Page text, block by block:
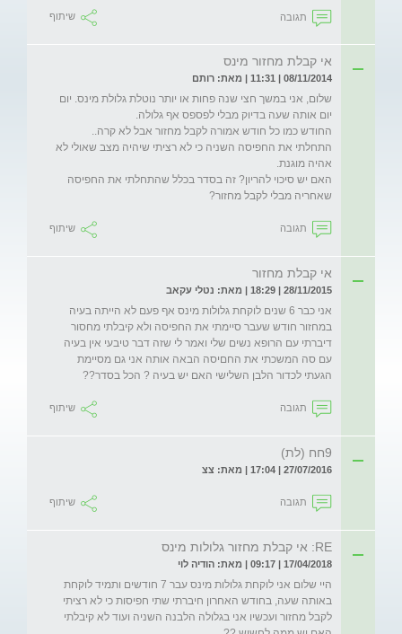
תגובה שיתוף
אי קבלת מחזור מינס
08/11/2014 | 11:31 | מאת: רותם
שלום, אני במשך חצי שנה פחות או יותר נוטלת גלולת מינס. יום
התחלתי את החפיסה השניה כי לא רציתי שיהיה מצב שאולי לא
האם יש סיכוי להריון? זה בסדר בכלל שהתחלתי את החפיסה
שאחריה מבלי לקבל מחזור?
תגובה שיתוף
אי קבלת מחזור
28/11/2015 | 18:29 | מאת: נטלי עקאב
אני כבר 6 שנים לוקחת גלולות מינס אף פעם לא הייתה בעיה
במחזור חודש שעבר סיימתי את החפיסה ולא קיבלתי מחסור
דיברתי עם הרופא נשים שלי ואמר לי שזה דבר טיבעי אין בעיה
עם סה המשכתי את החםיסה הבאה אותה אני גם מסיימת
הגעתי לכדור הלבן השלישי האם יש בעיה ? הכל בסדר??
תגובה שיתוף
9חח (לת)
27/07/2016 | 17:04 | מאת: צצ
תגובה שיתוף
RE: אי קבלת מחזור גלולות מינס
17/04/2018 | 09:17 | מאת: הודיה לוי
היי שלום אני לוקחת גלולות מינס עבר 7 חודשים ותמיד לוקחת
באותה שעה, בחודש האחרון חיברתי שתי חפיסות כי לא רציתי
לקבל מחזור ועכשיו אני בגלולה הלבנה השניה ועוד לא קיבלתי